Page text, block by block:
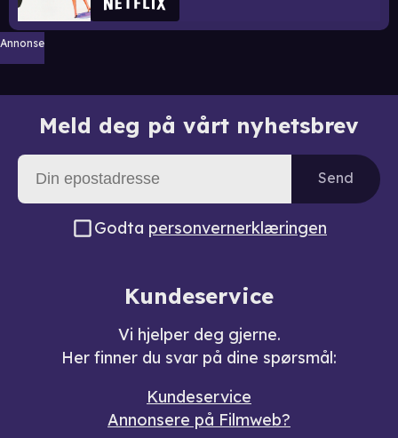
Annonse
Meld deg på vårt nyhetsbrev
Send
Godta personvernerklæringen
Kundeservice
Vi hjelper deg gjerne.
Her finner du svar på dine spørsmål:
Kundeservice
Annonsere på Filmweb?